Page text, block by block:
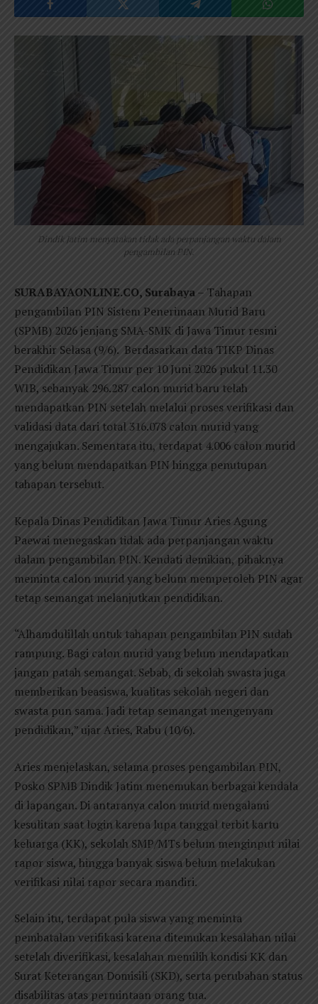
Dindik Jatim menyatakan tidak ada perpanjangan waktu dalam
pengambilan PIN.
SURABAYAONLINE.CO, Surabaya– Tahapan
pengambilan PIN Sistem Penerimaan Murid Baru
(SPMB) 2026 jenjang SMA-SMK di Jawa Timur resmi
berakhir Selasa (9/6). Berdasarkan data TIKP Dinas
Pendidikan Jawa Timur per 10 Juni 2026 pukul 11.30
WIB, sebanyak 296.287 calon murid baru telah
mendapatkan PIN setelah melalui proses verifikasi dan
validasi data dari total 316.078 calon murid yang
mengajukan. Sementara itu, terdapat 4.006 calon murid
yang belum mendapatkan PIN hingga penutupan
tahapan tersebut.
Kepala Dinas Pendidikan Jawa Timur Aries Agung
Paewai menegaskan tidak ada perpanjangan waktu
dalam pengambilan PIN. Kendati demikian, pihaknya
meminta calon murid yang belum memperoleh PIN agar
tetap semangat melanjutkan pendidikan.
“Alhamdulillah untuk tahapan pengambilan PIN sudah
rampung. Bagi calon murid yang belum mendapatkan
jangan patah semangat. Sebab, di sekolah swasta juga
memberikan beasiswa, kualitas sekolah negeri dan
swasta pun sama. Jadi tetap semangat mengenyam
pendidikan,” ujar Aries, Rabu (10/6).
Aries menjelaskan, selama proses pengambilan PIN,
Posko SPMB Dindik Jatim menemukan berbagai kendala
di lapangan. Di antaranya calon murid mengalami
kesulitan saat login karena lupa tanggal terbit kartu
keluarga (KK), sekolah SMP/MTs belum menginput nilai
rapor siswa, hingga banyak siswa belum melakukan
verifikasi nilai rapor secara mandiri.
Selain itu, terdapat pula siswa yang meminta
pembatalan verifikasi karena ditemukan kesalahan nilai
setelah diverifikasi, kesalahan memilih kondisi KK dan
Surat Keterangan Domisili (SKD), serta perubahan status
disabilitas atas permintaan orang tua.